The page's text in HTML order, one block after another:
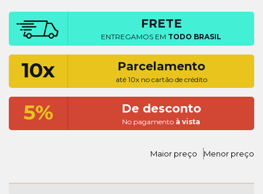
FRETE
ENTREGAMOS EM TODO BRASIL
10x Parcelamento
até 10x no cartão de crédito
5% De desconto
No pagamento à vista
Maior preço Menor preço